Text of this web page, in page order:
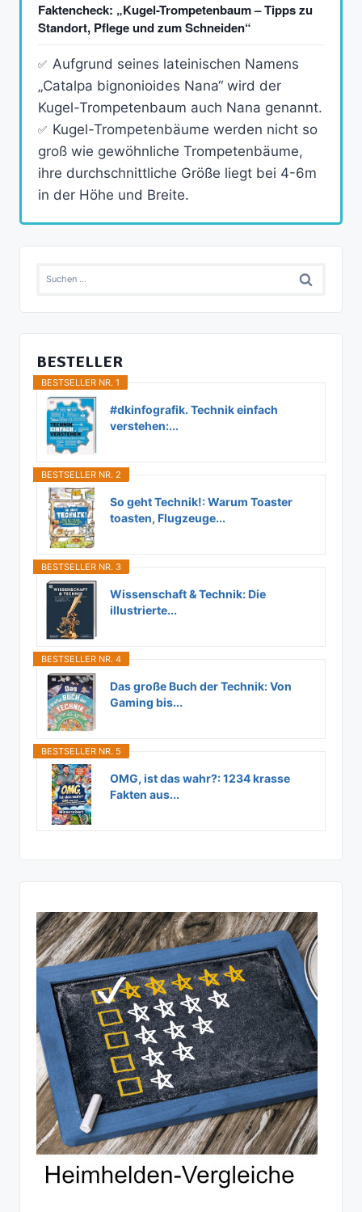
Faktencheck: „Kugel-Trompetenbaum – Tipps zu
Standort, Pflege und zum Schneiden“
Aufgrund seines lateinischen Namens
„Catalpa bignonioides Nana“ wird der
Kugel-Trompetenbaum auch Nana genannt.
Kugel-Trompetenbäume werden nicht so
groß wie gewöhnliche Trompetenbäume,
ihre durchschnittliche Größe liegt bei 4-6m
in der Höhe und Breite.
Suchen
BESTELLER
BESTSELLER NR. 1
#dkinfografik. Technik einfach
verstehen:...
BESTSELLER NR. 2
So geht Technik!: Warum Toaster
toasten, Flugzeuge...
BESTSELLER NR. 3
Wissenschaft & Technik: Die
illustrierte...
BESTSELLER NR. 4
Das große Buch der Technik: Von
Gaming bis...
BESTSELLER NR. 5
OMG, ist das wahr?: 1234 krasse
Fakten aus...